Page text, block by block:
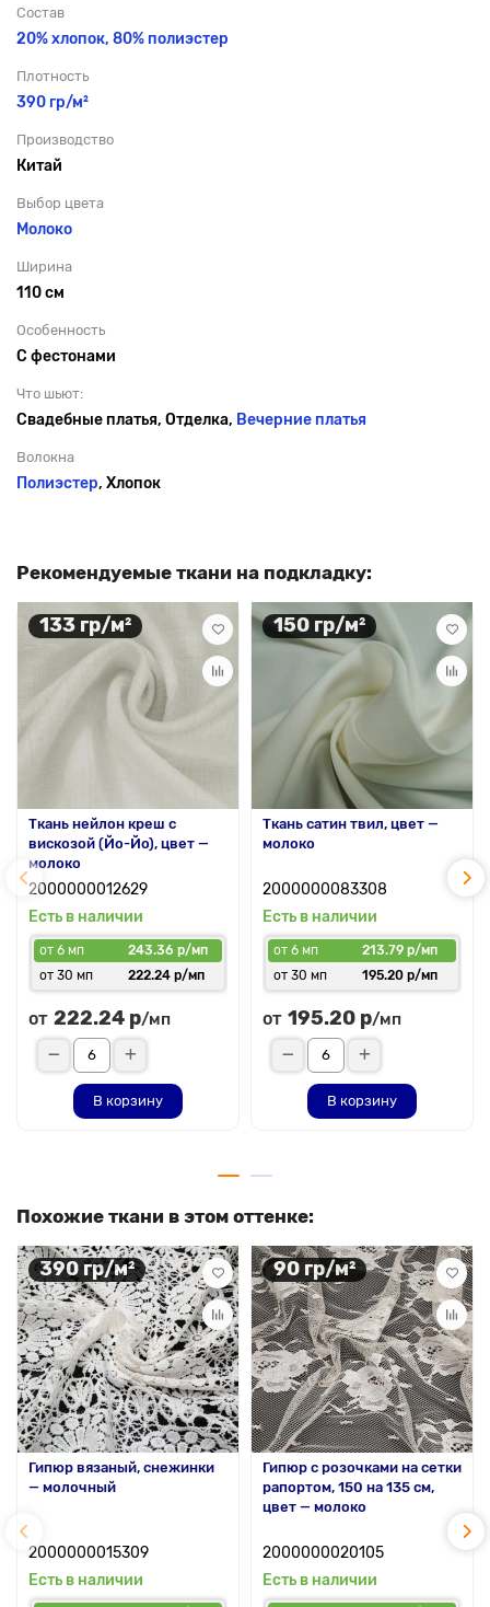
Состав
20% хлопок, 80% полиэстер
Плотность
390 гр/м²
Производство
Китай
Выбор цвета
Молоко
Ширина
110 см
Особенность
С фестонами
Что шьют:
Свадебные платья, Отделка, Вечерние платья
Волокна
Полиэстер, Хлопок
Рекомендуемые ткани на подкладку:
133 гр/м²
Ткань нейлон креш с
вискозой (Йо-Йо), цвет —
молоко
2000000012629
Есть в наличии
от 6 мп
243.36 р/мп
от 30 мп
222.24 р/мп
от 222.24 р/мп
В корзину
150 гр/м²
Ткань сатин твил, цвет —
молоко
2000000083308
Есть в наличии
от 6 мп
213.79 р/мп
от 30 мп
195.20 р/мп
от 195.20 р/мп
В корзину
Похожие ткани в этом оттенке:
390 гр/м²
Гипюр вязаный, снежинки
— молочный
2000000015309
Есть в наличии
90 гр/м²
Гипюр с розочками на сетки
рапортом, 150 на 135 см,
цвет — молоко
2000000020105
Есть в наличии